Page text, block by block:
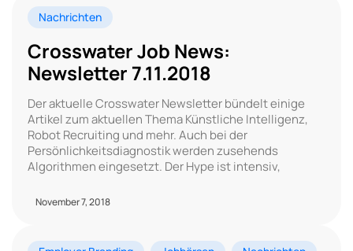
Nachrichten
Crosswater Job News:
Newsletter 7.11.2018
Der aktuelle Crosswater Newsletter bündelt einige
Artikel zum aktuellen Thema Künstliche Intelligenz,
Robot Recruiting und mehr. Auch bei der
Persönlichkeitsdiagnostik werden zusehends
Algorithmen eingesetzt. Der Hype ist intensiv,
November 7, 2018